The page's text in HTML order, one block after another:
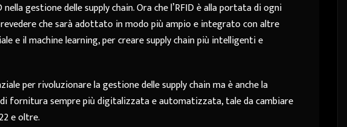
gestione delle supply chain. Ora che l’RFID è alla portata di ogni
che sarà adottato in modo più ampio e integrato con altre
e il machine learning, per creare supply chain più intelligenti e
per rivoluzionare la gestione delle supply chain ma è anche la
fornitura sempre più digitalizzata e automatizzata, tale da cambiare
e oltre.